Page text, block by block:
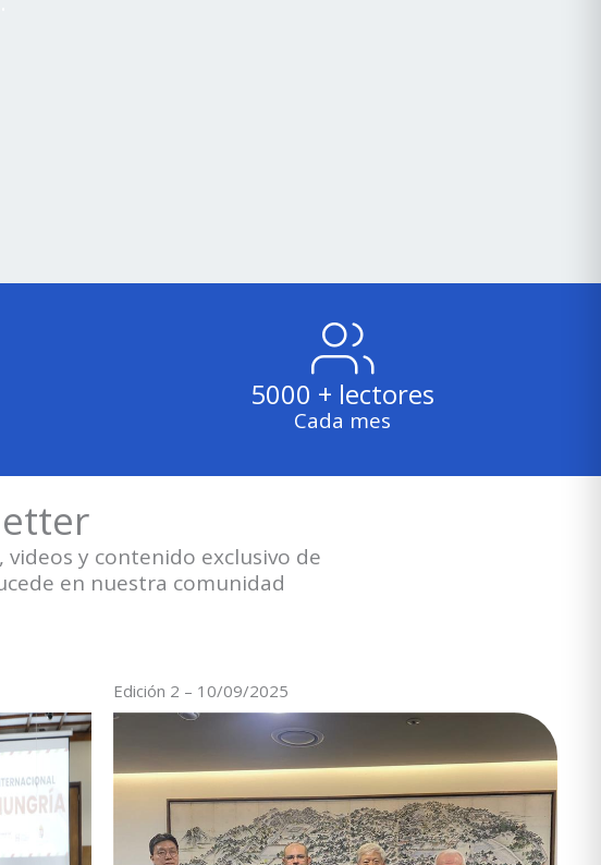
5000 + lectores
Cada mes
y contenido exclusivo de
en nuestra comunidad
Edición 2 – 10/09/2025